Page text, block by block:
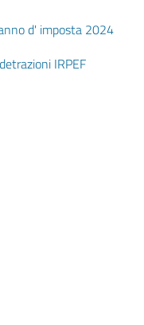
d' imposta 2024
IRPEF